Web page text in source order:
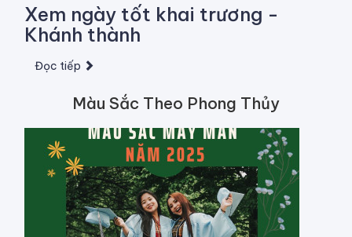
Xem ngày tốt khai trương -
Khánh thành
Đọc tiếp
Màu Sắc Theo Phong Thủy